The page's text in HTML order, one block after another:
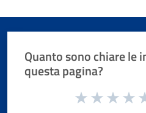
Quanto sono chiare le
questa pagina?
Valuta da 1 a 5 stelle la pagina